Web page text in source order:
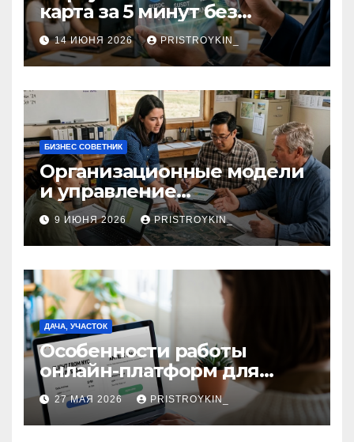
карта за 5 минут без
верификации и участия
банков с пополнением в
долларовом стейблкоине
14 ИЮНЯ 2026 PRISTROYKIN_
БИЗНЕС СОВЕТНИК
Организационные модели
и управление
сельскохозяйственными
компаниями и
предприятиями
9 ИЮНЯ 2026 PRISTROYKIN_
ДАЧА, УЧАСТОК
Особенности работы
онлайн-платформ для
поиска авиабилетов и
железнодорожных
билетов
27 МАЯ 2026 PRISTROYKIN_